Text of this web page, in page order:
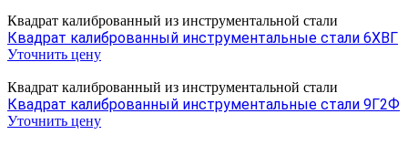
Квадрат калиброванный из инструментальной стали
Квадрат калиброванный инструментальные стали 6ХВГ
Уточнить цену
Квадрат калиброванный из инструментальной стали
Квадрат калиброванный инструментальные стали 9Г2Ф
Уточнить цену